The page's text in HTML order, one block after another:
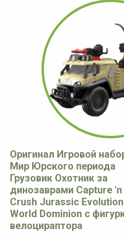
Оригинал Игровой
Мир Юрского периода
Грузовик Охотник за
динозаврами Capture 'n
Crush Jurassic Evolution
World Dominion с
велоцираптора